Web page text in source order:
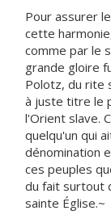
Pour assurer
cette
comme par le
grande gloire
Polotz, du rite
à juste titre le
l'Orient slave.
quelqu'un qui
dénomination
ces peuples
du fait surtout
sainte Église.~